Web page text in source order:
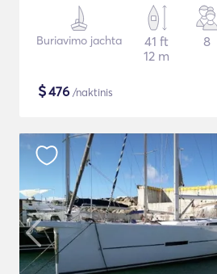
Buriavimo jachta
41 ft
12 m
8
$476 /naktinis